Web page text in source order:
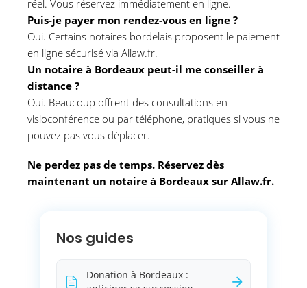
réel. Vous réservez immédiatement en ligne.
Puis-je payer mon rendez-vous en ligne ?
Oui. Certains notaires bordelais proposent le paiement
en ligne sécurisé via Allaw.fr.
Un notaire à Bordeaux peut-il me conseiller à
distance ?
Oui. Beaucoup offrent des consultations en
visioconférence ou par téléphone, pratiques si vous ne
pouvez pas vous déplacer.
Ne perdez pas de temps. Réservez dès
maintenant un notaire à Bordeaux sur Allaw.fr.
Nos guides
Donation à Bordeaux :